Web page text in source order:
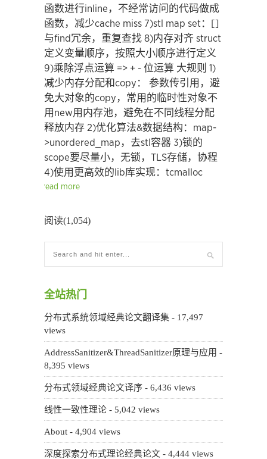
函数进行inline，不经常访问的代码做成
函数，减少cache miss 7)stl map set：[]
与find冗余，重复查找 8)内存对齐 struct
定义变量顺序，按照大小顺序进行定义
9)乘除浮点运算 => + - 位运算 大规则 1)
减少内存分配和copy： 参数传引用，避
免大对象的copy，常用的临时性对象不
用new用内存池，避免在不同线程分配
释放内存 2)优化算法&数据结构：map-
>unordered_map，去stl容器 3)锁的
scope要尽量小，无锁，TLS存储，协程
4)使用更高效的lib库实现：tcmalloc
read more
阅读(1,054)
全站热门
分布式系统领域经典论文翻译集 - 17,497
views
AddressSanitizer&ThreadSanitizer原理与应用 -
8,395 views
分布式领域经典论文译序 - 6,436 views
线性一致性理论 - 5,042 views
About - 4,904 views
深度探索分布式理论经典论文 - 4,444 views